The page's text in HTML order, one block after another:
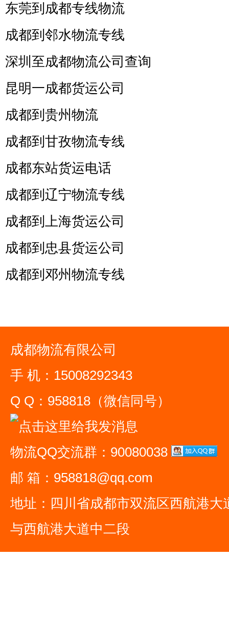
东莞到成都专线物流
成都到邻水物流专线
深圳至成都物流公司查询
昆明一成都货运公司
成都到贵州物流
成都到甘孜物流专线
成都东站货运电话
成都到辽宁物流专线
成都到上海货运公司
成都到忠县货运公司
成都到邓州物流专线
成都物流有限公司
手 机：15008292343
Q Q：958818（微信同号）
物流QQ交流群：90080038
邮 箱：958818@qq.com
地址：四川省成都市双流区西航港大
与西航港大道中二段